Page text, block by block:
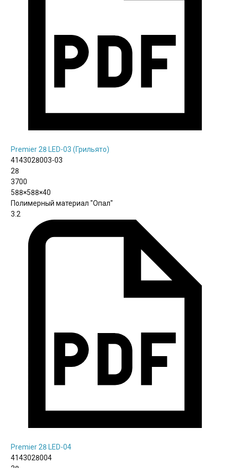
Premier 28 LED-03 (Грильято)
4143028003-03
28
3700
588×588×40
Полимерный материал "Опал"
3.2
Premier 28 LED-04
4143028004